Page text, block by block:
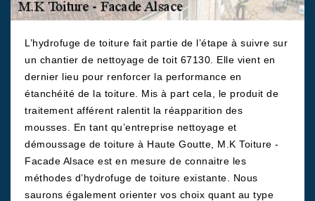
L’hydrofuge de toiture fait partie de l’étape à suivre sur
un chantier de nettoyage de toit 67130. Elle vient en
dernier lieu pour renforcer la performance en
étanchéité de la toiture. Mis à part cela, le produit de
traitement afférent ralentit la réapparition des
mousses. En tant qu’entreprise nettoyage et
démoussage de toiture à Haute Goutte, M.K Toiture -
Facade Alsace est en mesure de connaitre les
méthodes d’hydrofuge de toiture existante. Nous
saurons également orienter vos choix quant au type